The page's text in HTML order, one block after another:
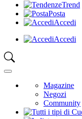
Trend
Posta
Accedi
Accedi
Magazine
Negozi
Community